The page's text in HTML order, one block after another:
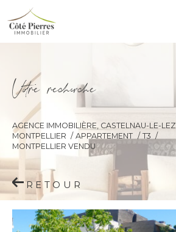
Vore recece
AGENCE IMMOBILIÈRE, CASTELNAU-LE-LEZ
MONTPELLIER
APPARTEMENT
T3
MONTPELLIER VENDU
RETOUR